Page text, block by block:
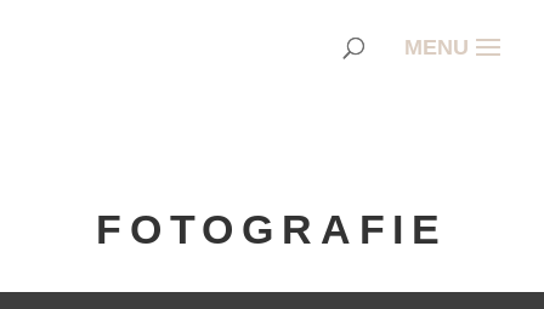
FOTOGRAFIE